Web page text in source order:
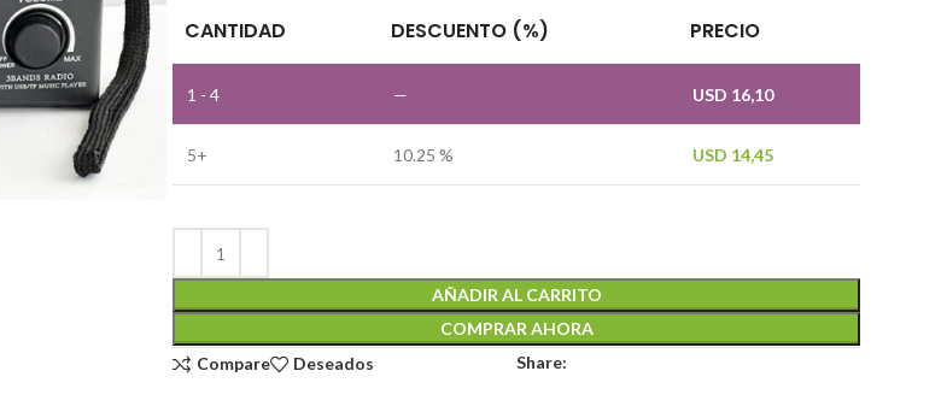
CANTIDAD DESCUENTO (%) PRECIO
1 - 4 — USD 16,10
5+ 10.25 % USD 14,45
AÑADIR AL CARRITO
COMPRAR AHORA
Compare
Deseados Share: